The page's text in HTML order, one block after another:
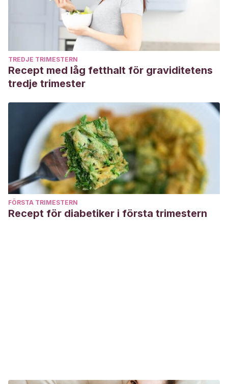
TREDJE TRIMESTERN
Recept med låg fetthalt för graviditetens
tredje trimester
FÖRSTA TRIMESTERN
Recept för diabetiker i första trimestern